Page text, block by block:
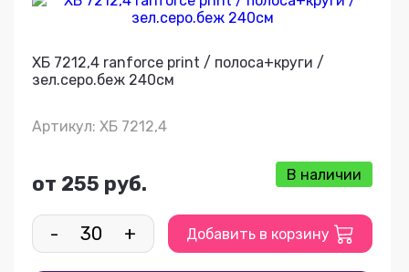
ХБ 7212,4 ranforce print / полоса+круги /
зел.серо.беж 240см
Артикул: ХБ 7212,4
от 255 руб. В наличии
- + Добавить в корзину